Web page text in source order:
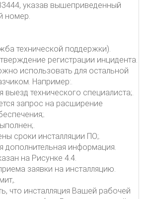
указав вышеприведенный
номер.
технической поддержки).
регистрации инцидента.
использовать для остальной
Например:.
выезд технического специалиста;.
запрос на расширение
сроки инсталляции ПО;.
дополнительная информация.
на Рисунке 4.4.
заявки на инсталляцию.
что инсталляция Вашей рабочей